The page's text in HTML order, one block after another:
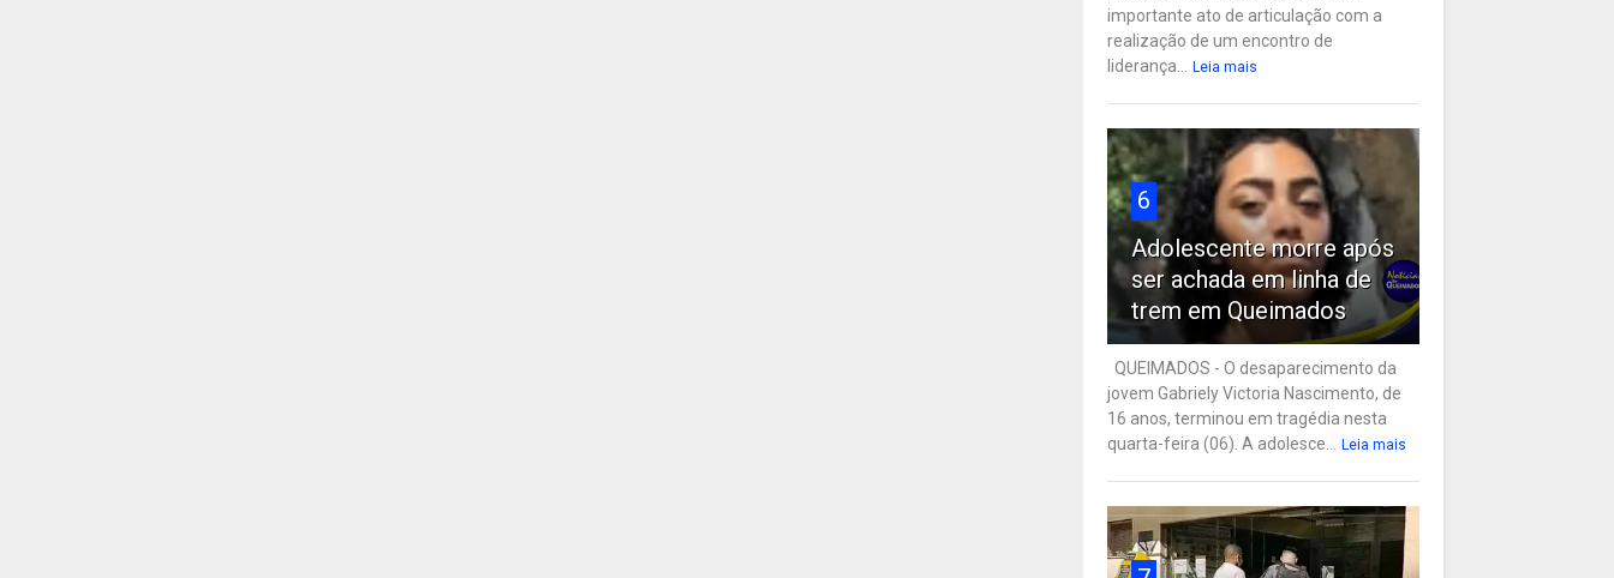
importante ato de articulação com a
realização de um encontro de
liderança...
Leia mais
6
Adolescente morre após
ser achada em linha de
trem em Queimados
QUEIMADOS - O desaparecimento da
jovem Gabriely Victoria Nascimento, de
16 anos, terminou em tragédia nesta
quarta-feira (06). A adolesce...
Leia mais